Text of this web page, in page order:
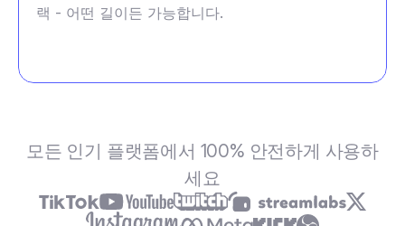
랙 - 어떤 길이든 가능합니다.
모든 인기 플랫폼에서 100% 안전하게 사용하
세요